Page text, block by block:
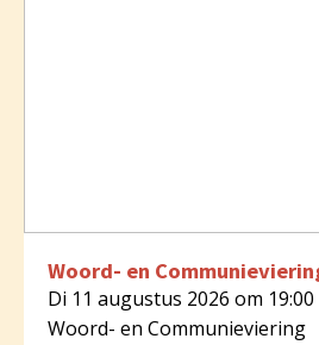
Woord- en
Di 11 augustus 2026 om
Woord- en Communieviering